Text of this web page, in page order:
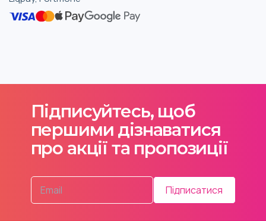
Підписуйтесь, щоб
першими дізнаватися
про акції та пропозиції
Підписатися